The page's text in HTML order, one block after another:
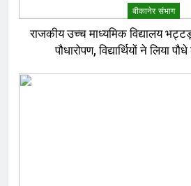
बीकानेर संभाग
राजकीय उच्च माध्यमिक विद्यालय
पौधारोपण, विद्यार्थियों ने लिया